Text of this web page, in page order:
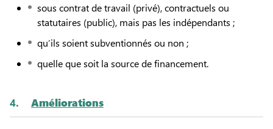
sous contrat de travail (privé), contractuels ou
statutaires (public), mais pas les indépendants ;
qu’ils soient subventionnés ou non ;
quelle que soit la source de financement.
4. Améliorations